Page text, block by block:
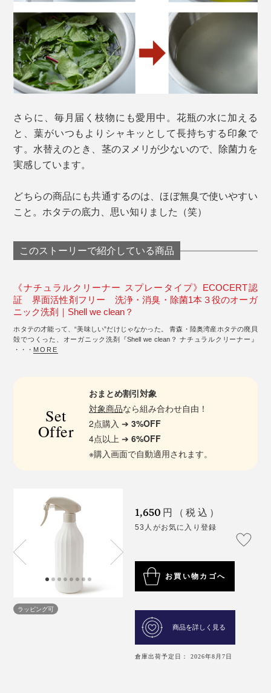
さらに、毎月届く枝物にも愛用中。花瓶の水に加える
と、葉がいつもよりシャキッとして長持ちする印象で
す。水替えのとき、茎のヌメリが少ないので、除菌力を
実感しています。
どちらの商品にも共通するのは、ほぼ無臭で使いやすい
こと。ホタテの底力、思い知りました（笑）
このストーリーで紹介している商品
《ナチュラルクリーナー スプレータイプ》ECOCERT認
証 界面活性剤フリー 洗浄・消臭・除菌1本３役のオーガ
ニック洗剤｜Shell we clean？
ホタテの才能って、“美味しい”だけじゃなかった。 青森・陸奥湾産ホタテの廃貝
殻でつくった、オーガニック洗剤『Shell we clean？ ナチュラルクリーナー』
・・・ MORE
Set
Offer
おまとめ割引対象
対象商品なら組み合わせ自由！
2点購入 ➔3%OFF
4点以上 ➔6%OFF
※購入画面で自動適用されます。
ラッピング可
1,650 円（税込）
53人がお気に入り登録
お買い物カゴへ
商品を詳しく見る
倉庫出荷予定日： 2026年8月7日